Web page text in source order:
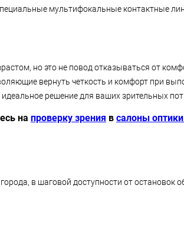
мультифокальные контактные
но это не повод отказываться от
вернуть четкость и комфорт при
решение для ваших зрительных
на проверку зрения в салоны
в шаговой доступности от остановок